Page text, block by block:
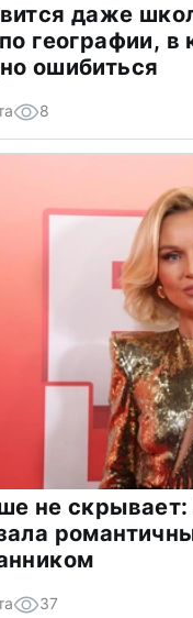
даже
географии, в
ошибиться
8
не скрывает:
37